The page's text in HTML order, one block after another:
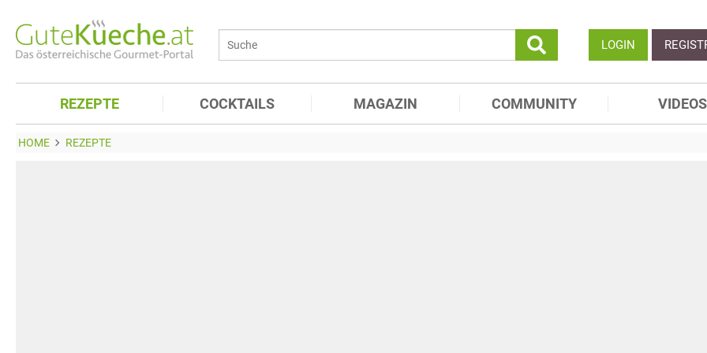
LOGIN
REZEPTE COCKTAILS MAGAZIN COMMUNITY VIDEOS
HOME REZEPTE